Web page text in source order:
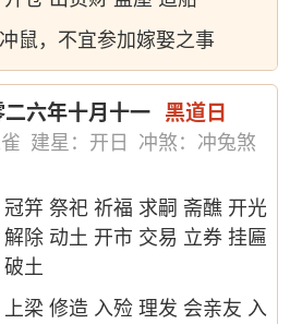
鼠，不宜参加嫁娶之事
六年十月十一 黑道日
建星：开日
冲煞：冲兔煞
冠笄 祭祀 祈福 求嗣 斋醮 开光
解除 动土 开市 交易 立券 挂匾
土
梁 修造 入殓 理发 会亲友 入